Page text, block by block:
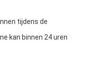
tijdens de
kan binnen 24 uren